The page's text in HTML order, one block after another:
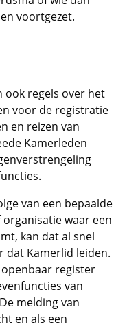
voortgezet.
ook regels over het
voor de registratie
en reizen van
Kamerleden
van een bepaalde
waar een
kan dat al snel
dat Kamerlid leiden.
register
van
melding van
en als een